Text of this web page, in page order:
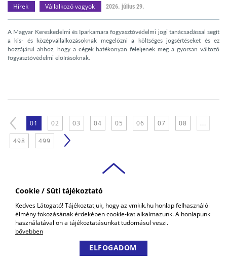
Cookie / Süti tájékoztató
Kedves Látogató! Tájékoztatjuk, hogy az vmkik.hu honlap felhasználói
élmény fokozásának érdekében cookie-kat alkalmazunk. A honlapunk
használatával ön a tájékoztatásunkat tudomásul veszi.
bővebben
ELFOGADOM
Hírek Vállalkozó vagyok 2026. július 29.
A Magyar Kereskedelmi és Iparkamara fogyasztóvédelmi jogi tanácsadással segít
a kis- és középvállalkozásoknak megelőzni a költséges jogsértéseket és ez
hozzájárul ahhoz, hogy a cégek hatékonyan feleljenek meg a gyorsan változó
fogyasztóvédelmi előírásoknak.
01 02 03 04 05 06 07 08 ...
498 499
VAS VÁRMEGYEI
KERESKEDELMI ÉS IPARKAMARA
COPYRIGHT © 2018 - 2026 VMKIK. |
ALL RIGHTS RESERVED! DESIGNED &
POWERED BY
POSITIVE ADAMSKY